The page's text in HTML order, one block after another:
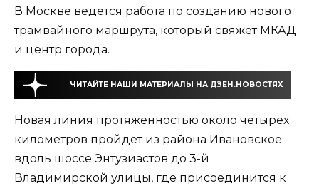
В Москве ведется работа по созданию нового
трамвайного маршрута, который свяжет МКАД
и центр города.
ЧИТАЙТЕ НАШИ МАТЕРИАЛЫ НА ДЗЕН.НОВОСТЯХ
Новая линия протяженностью около четырех
километров пройдет из района Ивановское
вдоль шоссе Энтузиастов до 3-й
Владимирской улицы, где присоединится к